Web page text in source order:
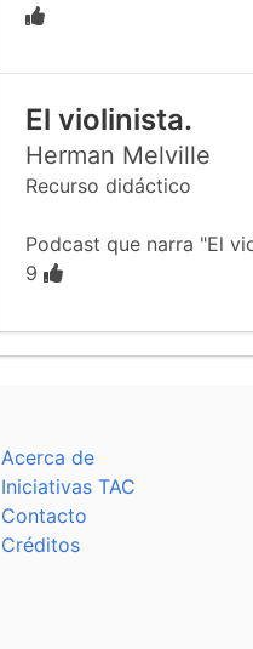
El violinista.
Herman Melville
Recurso didáctico
Podcast que narra "El
9
Acerca de
Iniciativas TAC
Contacto
Créditos